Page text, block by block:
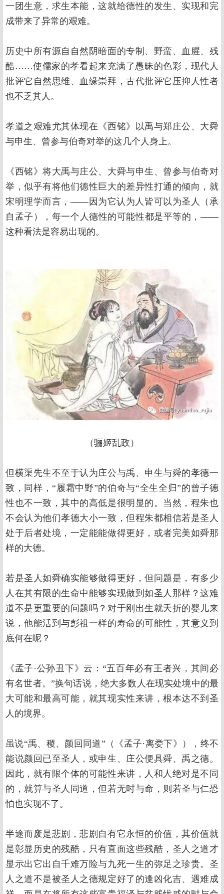
一团生意，求生本能，这就给德性的发生、实现和完
成带来了异常的艰难。
历史中所有源自自然阴暗面的专制、野蛮、血腥、残
酷……使儒家的孝看起来充满了愚昧的色彩，现代人
批评它自然思维、血缘崇拜，古代批评它压抑人性者
也不乏其人。
孝道之艰难尤其体现在《西铭》以禹与郑庄公、大舜
与申生、曾参与伯奇对举的这几个人身上。
《西铭》将大禹与庄公、大舜与申生、曾参与伯奇对
举，似乎有将他们德性巨大的差异性打通的倾向，就
宋明理学而言，——因为它认为人皆可以为圣人（承
自孟子），每一个人德性的可能性都是平等的，——
这种看法是容易出现的。
（骊姬乱政）
但横渠先生不至于认为庄公与禹、申生与舜的孝德一
致，同样，“履霜中野”的伯奇与“全生全归”的曾子德
性也不一致，其中的高低是很明显的。当然，程朱也
不会认为他们孝德大小一致，但程朱都相信若是圣人
处于后者处境，一定能能做得更好，或者完美如舜那
样的大德。
若是圣人如舜确实能够做得更好，但问题是，有多少
人在其有限的生命中能够实现做到如圣人那样？这难
道不是更重要的问题吗？对于刚出生就夭折的婴儿来
说，他能活到与彭祖一样的寿命的可能性，其意义到
底何在呢？
《孟子·公孙丑下》云：“五百年必有王者兴，其间必
有名世者。”换句话说，绝大多数人在现实处境中的最
大可能和最高可能，就其现实性来讲，根本达不到圣
人的境界。
虽说“禹、稷、颜回同道”（《孟子·离娄下》），终不
能说颜回已至圣人，或申生、庄公便具舜、禹之德。
因此，就有限个体的可能性来讲，人和人绝对是不同
的，就算与圣人同道，但若无时与命，则若圣与仁恐
怕也实现不了。
半途而废是悲剧，悲剧自有它永恒的价值，其价值就
是彰显历史的残酷，只有直面这些残酷，圣人之道才
显示出它出自千难万险与九死一生的弥足之珍贵。圣
人之道不是被圣人之德规定好了的逢凶化吉、遇难成